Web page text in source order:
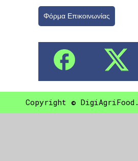
Φόρμα Επικοινωνίας
Copyright © DigiAgriFood.